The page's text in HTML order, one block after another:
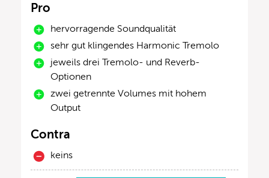
Pro
hervorragende Soundqualität
sehr gut klingendes Harmonic Tremolo
jeweils drei Tremolo- und Reverb-
Optionen
zwei getrennte Volumes mit hohem
Output
Contra
keins